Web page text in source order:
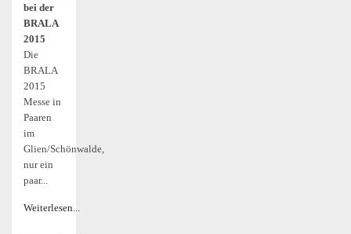
bei der
BRALA
2015
Die
BRALA
2015
Messe in
Paaren
im
Glien/Schönwalde,
nur ein
paar...
Weiterlesen...